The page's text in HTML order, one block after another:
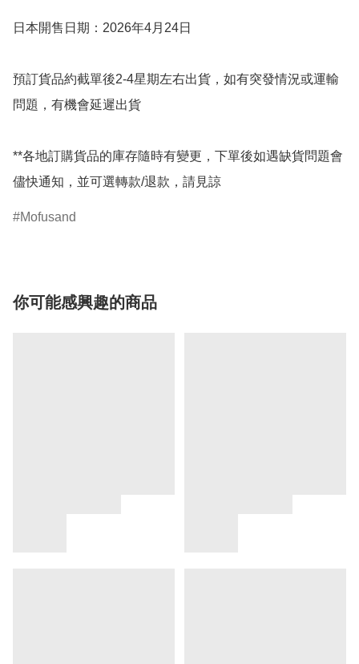
日本開售日期：2026年4月24日
預訂貨品約截單後2-4星期左右出貨，如有突發情況或運輸
問題，有機會延遲出貨
**各地訂購貨品的庫存隨時有變更，下單後如遇缺貨問題會
儘快通知，並可選轉款/退款，請見諒
Mofusand
你可能感興趣的商品